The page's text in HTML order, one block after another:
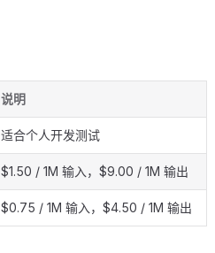
说明
适合个人开发测试
$1.50 / 1M 输入，$9.00 / 1M 输出
$0.75 / 1M 输入，$4.50 / 1M 输出